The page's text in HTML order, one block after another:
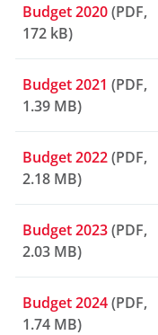
Budget 2020(PDF,
172 kB)
Budget 2021 (PDF,
1.39 MB)
Budget 2022(PDF,
2.18 MB)
Budget 2023(PDF,
2.03 MB)
Budget 2024(PDF,
1.74 MB)